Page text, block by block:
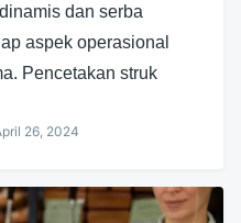
dan serba
aspek operasional
Pencetakan struk
26, 2024